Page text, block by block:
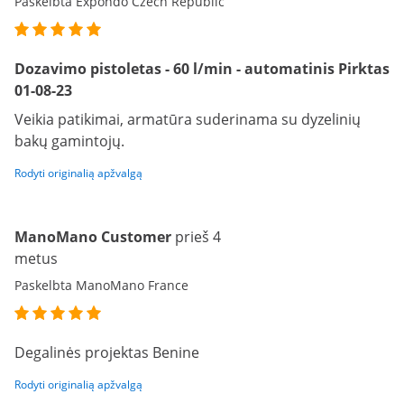
Dozavimo pistoletas - 60 l/min - automatinis Pirktas
01-08-23
Veikia patikimai, armatūra suderinama su dyzelinių
bakų gamintojų.
Rodyti originalią apžvalgą
ManoMano Customer prieš 4
metus
Paskelbta ManoMano France
Degalinės projektas Benine
Rodyti originalią apžvalgą